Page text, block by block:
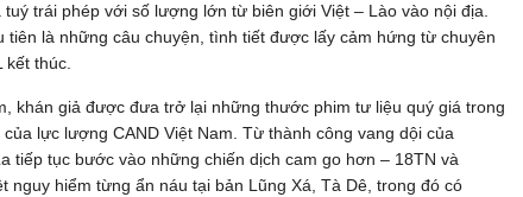
trái phép với số lượng lớn từ biên giới Việt – Lào vào nội địa.
là những câu chuyện, tình tiết được lấy cảm hứng từ chuyên
kết thúc.
khán giả được đưa trở lại những thước phim tư liệu quý giá trong
lực lượng CAND Việt Nam. Từ thành công vang dội của
tiếp tục bước vào những chiến dịch cam go hơn – 18TN và
nguy hiểm từng ẩn náu tại bản Lũng Xá, Tà Dê, trong đó có